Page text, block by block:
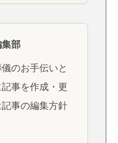
部
のお手伝いと
事を作成・更
記事の編集方針